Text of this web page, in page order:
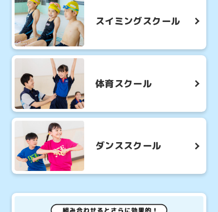
スイミングスクール
体育スクール
ダンススクール